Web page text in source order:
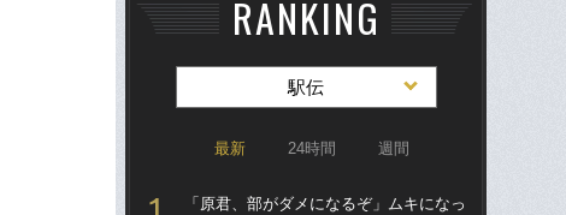
RANKING
駅伝
最新 24時間 週間
「原君、部がダメになるぞ」ムキになっ